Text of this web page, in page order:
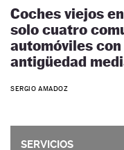
Coches viejos
solo cuatro
automóviles con
antigüedad
SERGIO AMADOZ